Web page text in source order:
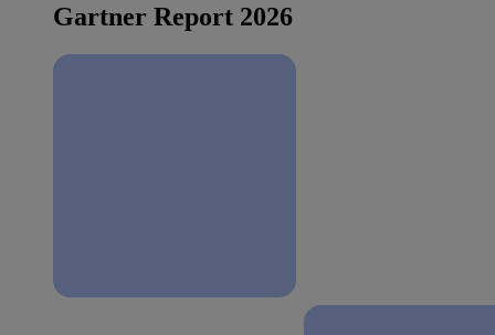
Gartner Report 2026